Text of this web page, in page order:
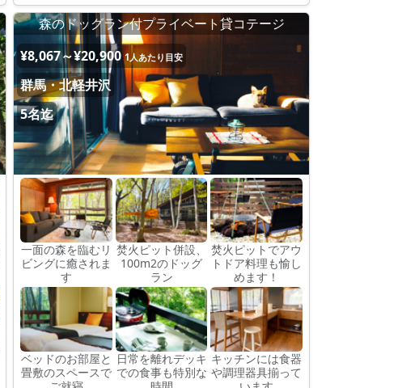
森のドッグラン付プライベート貸コテージ
¥8,067～¥20,900 1人あたり目安
群馬・北軽井沢
5名迄
一面の森を臨むリ
ビングに癒されま
す
焚火ピット併設、
100m2のドッグ
ラン
焚火ピットでアウ
トドア料理も愉し
めます！
ベッドのお部屋と
畳敷のスペースで
日常を離れデッキ
での食事も特別な
キッチンには食器
や調理器具揃って